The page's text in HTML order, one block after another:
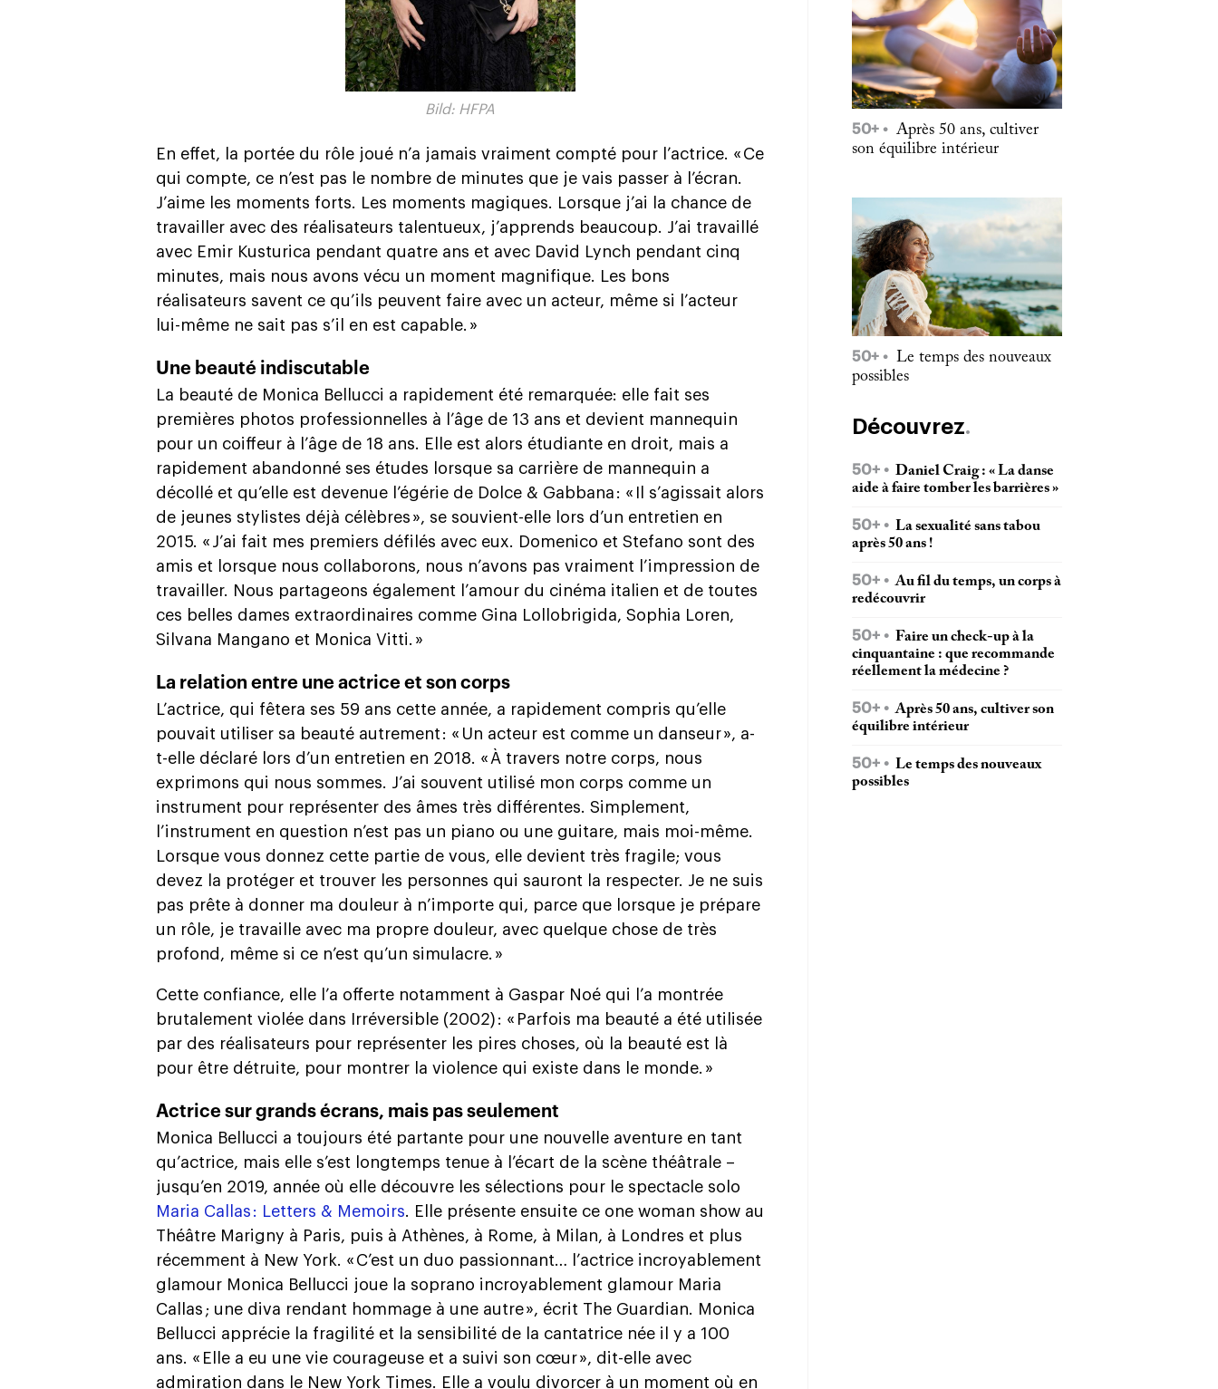
Bild: HFPA
En effet, la portée du rôle joué n’a jamais vraiment compté pour l’actrice. « Ce
qui compte, ce n’est pas le nombre de minutes que je vais passer à l’écran.
J’aime les moments forts. Les moments magiques. Lorsque j’ai la chance de
travailler avec des réalisateurs talentueux, j’apprends beaucoup. J’ai travaillé
avec Emir Kusturica pendant quatre ans et avec David Lynch pendant cinq
minutes, mais nous avons vécu un moment magnifique. Les bons
réalisateurs savent ce qu’ils peuvent faire avec un acteur, même si l’acteur
lui-même ne sait pas s’il en est capable. »
Une beauté indiscutable
La beauté de Monica Bellucci a rapidement été remarquée: elle fait ses
premières photos professionnelles à l’âge de 13 ans et devient mannequin
pour un coiffeur à l’âge de 18 ans. Elle est alors étudiante en droit, mais a
rapidement abandonné ses études lorsque sa carrière de mannequin a
décollé et qu’elle est devenue l’égérie de Dolce & Gabbana : « Il s’agissait alors
de jeunes stylistes déjà célèbres », se souvient-elle lors d’un entretien en
2015. « J’ai fait mes premiers défilés avec eux. Domenico et Stefano sont des
amis et lorsque nous collaborons, nous n’avons pas vraiment l’impression de
travailler. Nous partageons également l’amour du cinéma italien et de toutes
ces belles dames extraordinaires comme Gina Lollobrigida, Sophia Loren,
Silvana Mangano et Monica Vitti. »
La relation entre une actrice et son corps
L’actrice, qui fêtera ses 59 ans cette année, a rapidement compris qu’elle
pouvait utiliser sa beauté autrement : « Un acteur est comme un danseur », a-
t-elle déclaré lors d’un entretien en 2018. « À travers notre corps, nous
exprimons qui nous sommes. J’ai souvent utilisé mon corps comme un
instrument pour représenter des âmes très différentes. Simplement,
l’instrument en question n’est pas un piano ou une guitare, mais moi-même.
Lorsque vous donnez cette partie de vous, elle devient très fragile; vous
devez la protéger et trouver les personnes qui sauront la respecter. Je ne suis
pas prête à donner ma douleur à n’importe qui, parce que lorsque je prépare
un rôle, je travaille avec ma propre douleur, avec quelque chose de très
profond, même si ce n’est qu’un simulacre. »
Cette confiance, elle l’a offerte notamment à Gaspar Noé qui l’a montrée
brutalement violée dans Irréversible (2002) : « Parfois ma beauté a été utilisée
par des réalisateurs pour représenter les pires choses, où la beauté est là
pour être détruite, pour montrer la violence qui existe dans le monde. »
Actrice sur grands écrans, mais pas seulement
Monica Bellucci a toujours été partante pour une nouvelle aventure en tant
qu’actrice, mais elle s’est longtemps tenue à l’écart de la scène théâtrale –
jusqu’en 2019, année où elle découvre les sélections pour le spectacle solo
Maria Callas : Letters & Memoirs. Elle présente ensuite ce one woman show au
Théâtre Marigny à Paris, puis à Athènes, à Rome, à Milan, à Londres et plus
récemment à New York. « C’est un duo passionnant… l’actrice incroyablement
glamour Monica Bellucci joue la soprano incroyablement glamour Maria
Callas ; une diva rendant hommage à une autre », écrit The Guardian. Monica
Bellucci apprécie la fragilité et la sensibilité de la cantatrice née il y a 100
ans. « Elle a eu une vie courageuse et a suivi son cœur », dit-elle avec
admiration dans le New York Times. Elle a voulu divorcer à un moment où en
50+
Après 50 ans, cultiver
son équilibre intérieur
50+
Le temps des nouveaux
possibles
Découvrez
50+
Daniel Craig : « La danse
aide à faire tomber les barrières »
50+
La sexualité sans tabou
après 50 ans !
50+
Au fil du temps, un corps à
redécouvrir
50+
Faire un check-up à la
cinquantaine : que recommande
réellement la médecine ?
50+
Après 50 ans, cultiver son
équilibre intérieur
50+
Le temps des nouveaux
possibles